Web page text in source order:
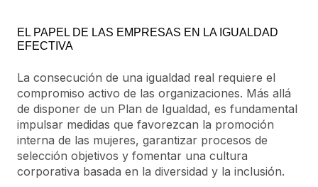
EL PAPEL DE LAS EMPRESAS EN LA IGUALDAD
EFECTIVA
La consecución de una igualdad real requiere el
compromiso activo de las organizaciones. Más allá
de disponer de un Plan de Igualdad, es fundamental
impulsar medidas que favorezcan la promoción
interna de las mujeres, garantizar procesos de
selección objetivos y fomentar una cultura
corporativa basada en la diversidad y la inclusión.